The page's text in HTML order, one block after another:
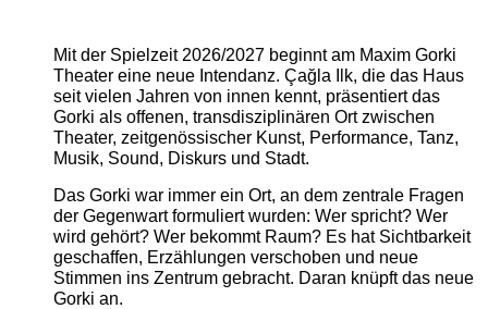
Mit der Spielzeit 2026/2027 beginnt am Maxim Gorki
Theater eine neue Intendanz. Çağla Ilk, die das Haus
seit vielen Jahren von innen kennt, präsentiert das
Gorki als offenen, transdisziplinären Ort zwischen
Theater, zeitgenössischer Kunst, Performance, Tanz,
Musik, Sound, Diskurs und Stadt.
Das Gorki war immer ein Ort, an dem zentrale Fragen
der Gegenwart formuliert wurden: Wer spricht? Wer
wird gehört? Wer bekommt Raum? Es hat Sichtbarkeit
geschaffen, Erzählungen verschoben und neue
Stimmen ins Zentrum gebracht. Daran knüpft das neue
Gorki an.